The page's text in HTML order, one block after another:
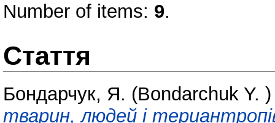
Number of items: 9.
Стаття
Бондарчук, Я. (Bondarchuk Y. )
тварин, людей і